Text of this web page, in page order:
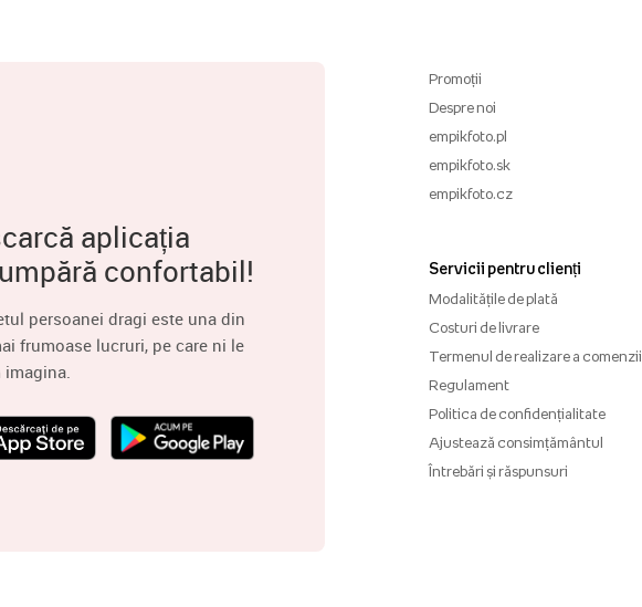
aplicația
confortabil!
persoanei dragi este una din
frumoase lucruri, pe care ni le
Promoții
Despre noi
empikfoto.pl
empikfoto.sk
empikfoto.cz
Servicii pentru clienți
Modalitățile de plată
Costuri de livrare
Termenul de realizare a comenzii
Regulament
Politica de confidențialitate
Ajustează consimțământul
Întrebări și răspunsuri